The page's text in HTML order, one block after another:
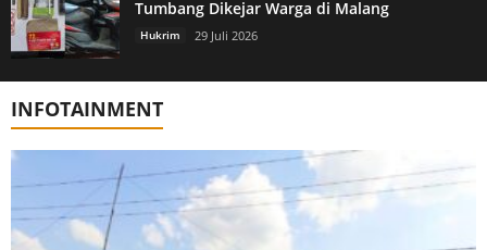
Tumbang Dikejar Warga di Malang
Hukrim 29 Juli 2026
INFOTAINMENT